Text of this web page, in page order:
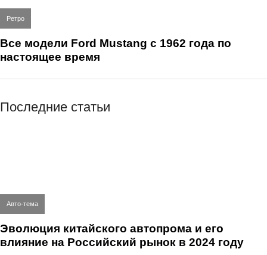
Ретро
Все модели Ford Mustang с 1962 года по
настоящее время
Последние статьи
Авто-тема
Эволюция китайского автопрома и его
влияние на Российский рынок в 2024 году